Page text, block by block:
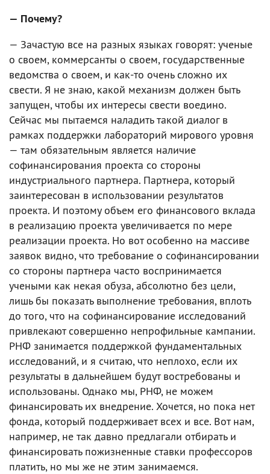
— Почему?
— Зачастую все на разных языках говорят: ученые
о своем, коммерсанты о своем, государственные
ведомства о своем, и как-то очень сложно их
свести. Я не знаю, какой механизм должен быть
запущен, чтобы их интересы свести воедино.
Сейчас мы пытаемся наладить такой диалог в
рамках поддержки лабораторий мирового уровня
— там обязательным является наличие
софинансирования проекта со стороны
индустриального партнера. Партнера, который
заинтересован в использовании результатов
проекта. И поэтому объем его финансового вклада
в реализацию проекта увеличивается по мере
реализации проекта. Но вот особенно на массиве
заявок видно, что требование о софинансировании
со стороны партнера часто воспринимается
учеными как некая обуза, абсолютно без цели,
лишь бы показать выполнение требования, вплоть
до того, что на софинансирование исследований
привлекают совершенно непрофильные кампании.
РНФ занимается поддержкой фундаментальных
исследований, и я считаю, что неплохо, если их
результаты в дальнейшем будут востребованы и
использованы. Однако мы, РНФ, не можем
финансировать их внедрение. Хочется, но пока нет
фонда, который поддерживает всех и все. Вот нам,
например, не так давно предлагали отбирать и
финансировать пожизненные ставки профессоров
платить, но мы же не этим занимаемся.